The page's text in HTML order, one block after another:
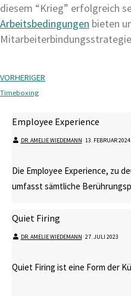
diesem “Krieg” erfolgreich
Arbeitsbedingungen bieten
VORHERIGER
Timeboxing
Employee Experience
DR. AMELIE WIEDEMANN⋅ 13. FEBRUAR 2024
Die Employee Experience, zu
umfasst sämtliche
Quiet Firing
DR. AMELIE WIEDEMANN⋅ 27. JULI 2023
Quiet Firing ist eine Form der